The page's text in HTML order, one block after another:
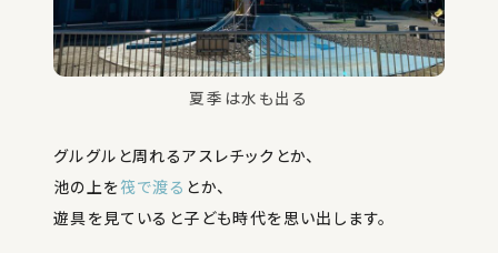
夏季は水も出る
グルグルと周れるアスレチックとか、
池の上を筏で渡る とか、
遊具を見ていると子ども時代を思い出します。